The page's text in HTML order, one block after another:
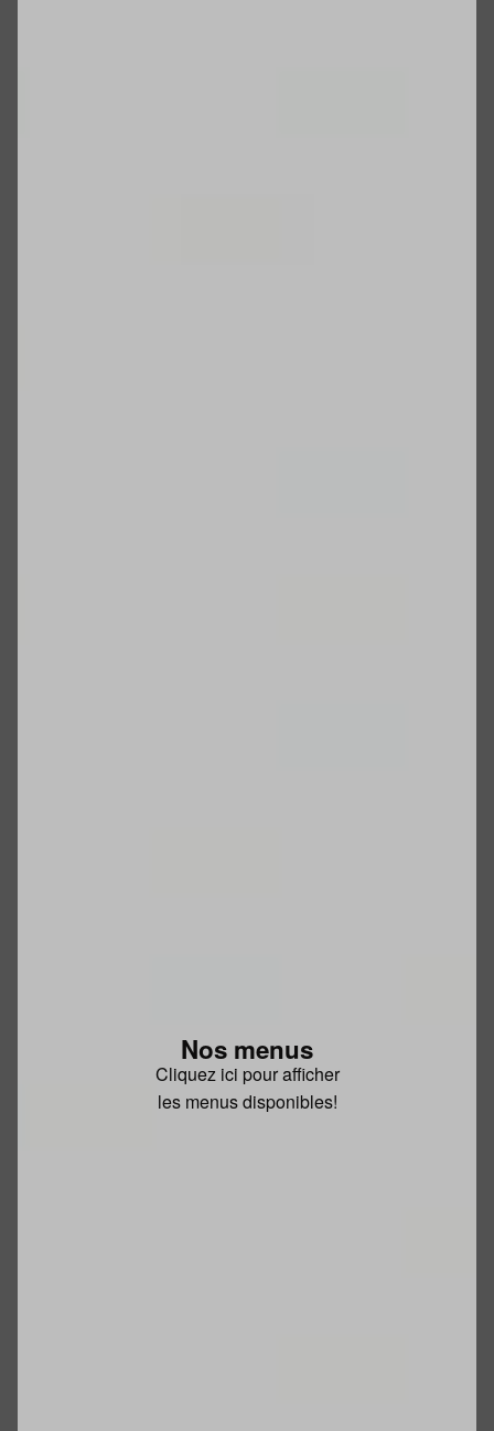
Nos menus
Cliquez ici pour afficher
les menus disponibles!